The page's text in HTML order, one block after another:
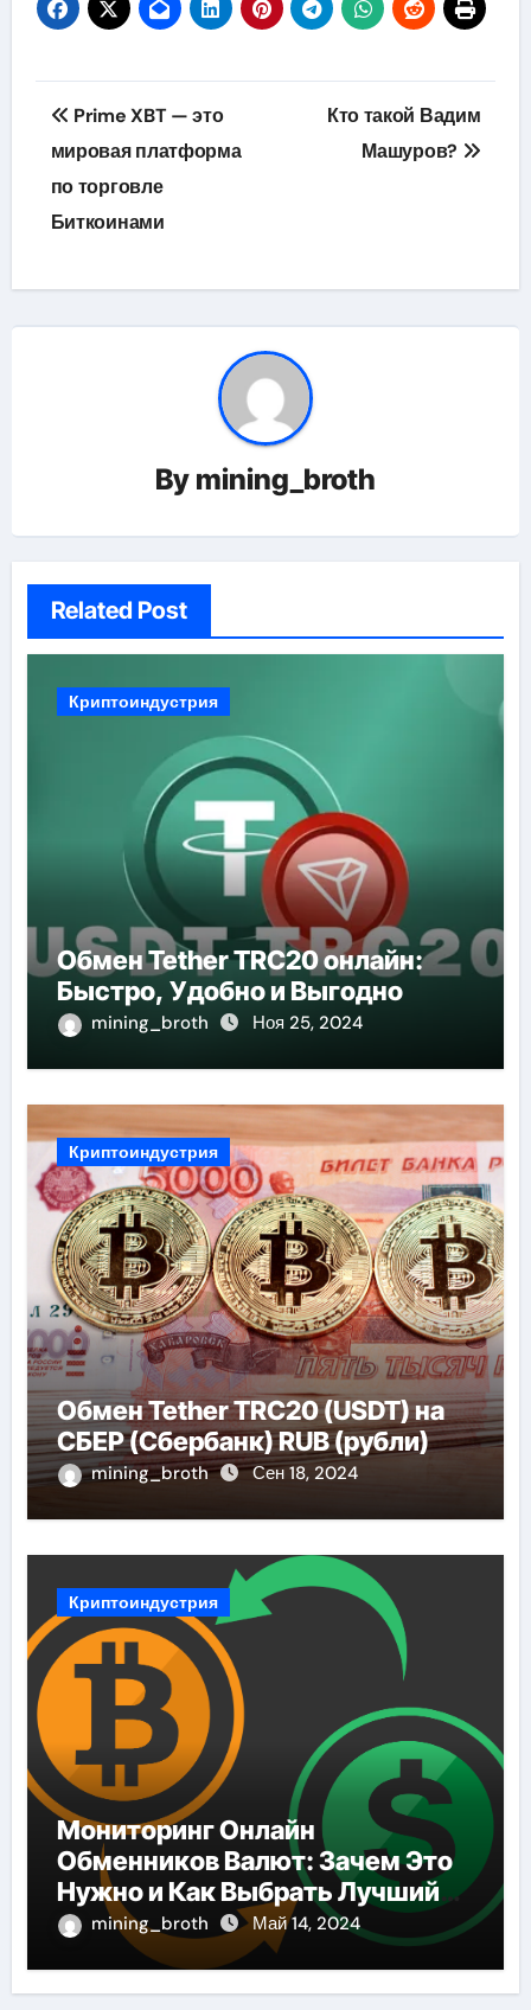
Навигация
по
записям
Prime XBT — это
мировая платформа
по торговле
Биткоинами
Кто такой Вадим
Машуров?
By mining_broth
Related Post
Криптоиндустрия
Обмен Tether TRC20 онлайн:
Быстро, Удобно и Выгодно
mining_broth Ноя 25, 2024
Криптоиндустрия
Обмен Tether TRC20 (USDT) на
СБЕР (Сбербанк) RUB (рубли)
mining_broth Сен 18, 2024
Криптоиндустрия
Мониторинг Онлайн
Обменников Валют: Зачем Это
Нужно и Как Выбрать Лучший
Сервис
mining_broth Май 14, 2024